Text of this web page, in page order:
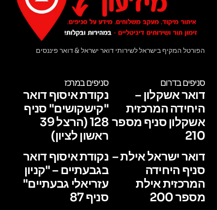
הפורטל המקיף בישראל לשירותי דואר ישראל & דואר פיננסים
סניפים בדרום
דואר אשקלון –
היחידה המרכזית
אשקלון סניף מספר
210
דואר ישראל אילת –
סניף היחידה
המרכזית אילת
מספר 200
סניפים במרכז
נקודת איסוף דואר
"קישקושים" סניף
128 (הרצל 39
ראשון לציון)
נקודת איסוף דואר
בגבעתיים – "קניון
עזריאלי גבעתיים"
סניף 87